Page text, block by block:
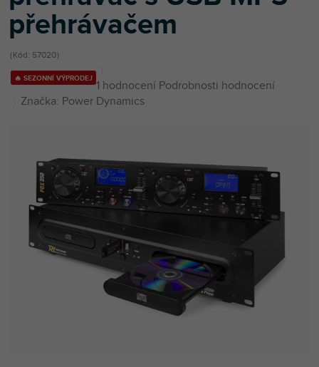
přehrávačem
Kód: 57020
🔥 SEZONNÍ VÝPRODEJ Průměrné
hodnocení
z
5
hvězdiček.
1 hodnocení Podrobnosti hodnocení
Značka: Power Dynamics